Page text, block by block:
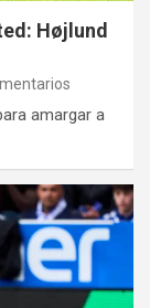
Højlund
amargar a